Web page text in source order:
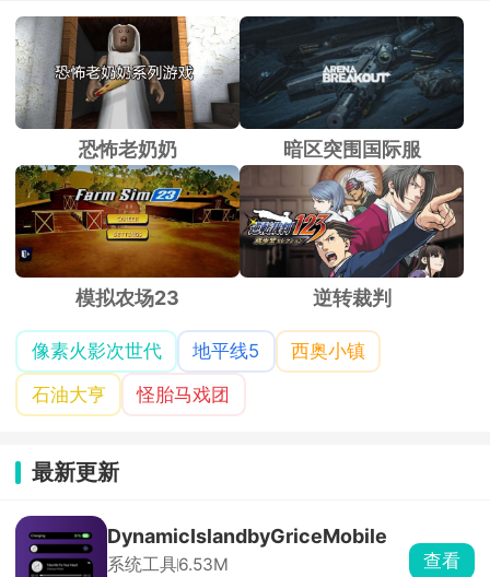
恐怖老奶奶 暗区突围国际服
模拟农场23 逆转裁判
像素火影次世代 地平线5
西奥小镇
石油大亨
怪胎马戏团
最新更新
DynamicIslandbyGriceMobile
系统工具6.53M
查看